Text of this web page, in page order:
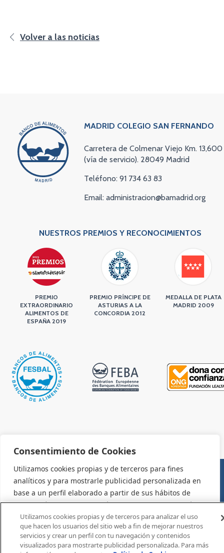
Consentimiento de Cookies
Utilizamos cookies propias y de terceros para fines
analíticos y para mostrarle publicidad personalizada en
base a un perfil elaborado a partir de sus hábitos de
navegación (por ejemplo, páginas visitadas). Para más
información consulte la política de cookies. Puede
aceptar todas las cookies pulsando el botón "Aceptar" o
configurarlas o rechazar su uso pulsando el botón
Volver a las noticias
MADRID COLEGIO SAN FERNANDO
Carretera de Colmenar Viejo Km. 13,600
(vía de servicio). 28049 Madrid
Teléfono: 91 734 63 83
Email: administracion@bamadrid.org
NUESTROS PREMIOS Y RECONOCIMIENTOS
PREMIO
EXTRAORDINARIO
ALIMENTOS DE
ESPAÑA 2019
PREMIO PRÍNCIPE DE
ASTURIAS A LA
CONCORDIA 2012
MEDALLA DE PLATA
MADRID 2009
AVISO LEGAL Y CONDICIONES DE USO
Utilizamos cookies propias y de terceros para analizar el uso
que hacen los usuarios del sitio web a fin de mejorar nuestros
servicios y crear un perfil con tu navegación y contenidos
visualizados para mostrarte publicidad personalizada. Para más